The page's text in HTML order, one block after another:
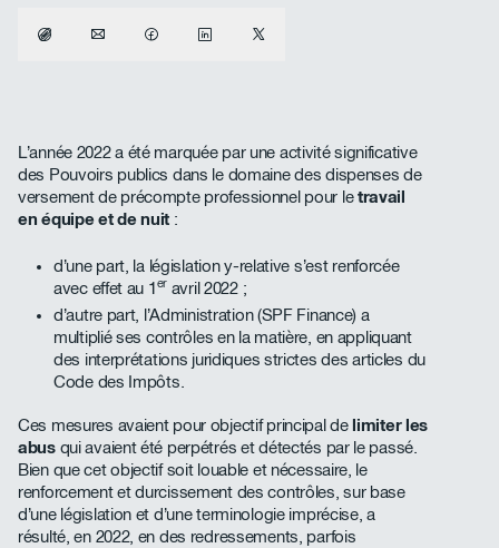
L’année 2022 a été marquée par une activité significative
des Pouvoirs publics dans le domaine des dispenses de
versement de précompte professionnel pour letravail
en équipe et de nuit :
d’une part, la législation y-relative s’est renforcée
avec effet au 1er avril 2022 ;
d’autre part, l’Administration (SPF Finance) a
multiplié ses contrôles en la matière, en appliquant
des interprétations juridiques strictes des articles du
Code des Impôts.
Ces mesures avaient pour objectif principal de limiter les
abusqui avaient été perpétrés et détectés par le passé.
Bien que cet objectif soit louable et nécessaire, le
renforcement et durcissement des contrôles, sur base
d’une législation et d’une terminologie imprécise, a
résulté, en 2022, en des redressements, parfois